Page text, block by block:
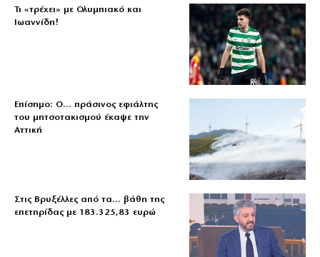
Τι «τρέχει» με Ολυμπιακό και
Ιωαννίδη!
Επίσημο: Ο… πράσινος εφιάλτης
του μητσοτακισμού έκαψε την
Αττική
Στις Βρυξέλλες από τα… βάθη της
επετηρίδας με 183.325,83 ευρώ